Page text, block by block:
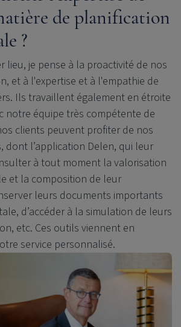
de planification
?
lieu, je pense à la proactivité de nos
et à l'expertise et à l'empathie de
Ils travaillent également en étroite
notre équipe très compétente de
clients peuvent profiter de nos
dont l’application Delen, qui leur
à tout moment la valorisation
et la composition de leur
leurs documents importants
d’accéder à la simulation de leurs
etc. Ces outils viennent en
service personnalisé.